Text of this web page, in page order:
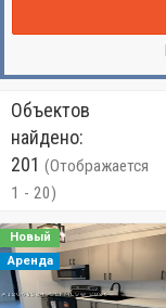
Объектов
найдено:
201 (Отображается
1 - 20)
Новый
Аренда